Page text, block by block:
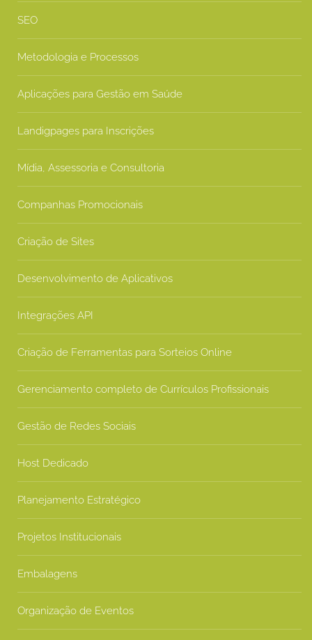
SEO
Metodologia e Processos
Aplicações para Gestão em Saúde
Landigpages para Inscrições
Mídia, Assessoria e Consultoria
Companhas Promocionais
Criação de Sites
Desenvolvimento de Aplicativos
Integrações API
Criação de Ferramentas para Sorteios Online
Gerenciamento completo de Currículos Profissionais
Gestão de Redes Sociais
Host Dedicado
Planejamento Estratégico
Projetos Institucionais
Embalagens
Organização de Eventos